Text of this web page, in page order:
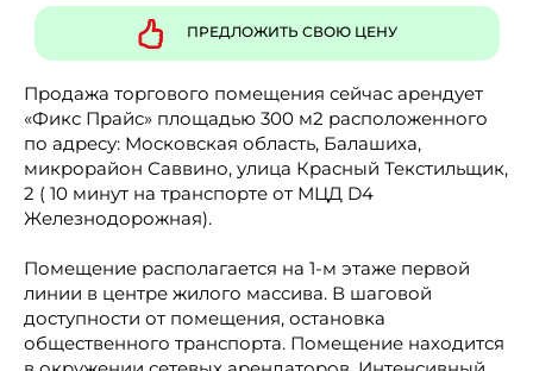
ПРЕДЛОЖИТЬ СВОЮ ЦЕНУ
Продажа торгового помещения сейчас арендует
«Фикс Прайс» площадью 300 м2 расположенного
по адресу: Московская область, Балашиха,
микрорайон Саввино, улица Красный Текстильщик,
2 ( 10 минут на транспорте от МЦД D4
Железнодорожная).
Помещение располагается на 1-м этаже первой
линии в центре жилого массива. В шаговой
доступности от помещения, остановка
общественного транспорта. Помещение находится